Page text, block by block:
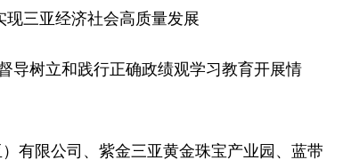
三亚经济社会高质量发展
树立和践行正确政绩观学习教育开展情
限公司、紫金三亚黄金珠宝产业园、蓝带